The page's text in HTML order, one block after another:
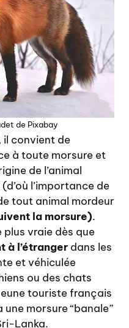
de Pixabay
il convient de
à toute morsure et
de l’animal
l’importance de
tout animal mordeur
la morsure).
vraie dès que
à l’étranger dans les
et véhiculée
ou des chats
touriste français
morsure “banale”
Lanka.